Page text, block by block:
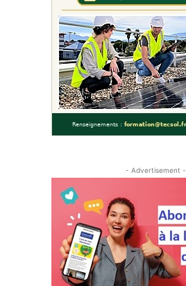
- Advertisement -